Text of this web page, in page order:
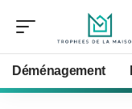
Déménagement